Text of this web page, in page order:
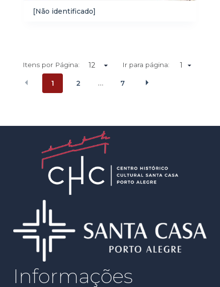
[Não identificado]
Itens por Página: Ir para página: 1
1 2 … 7
Informações